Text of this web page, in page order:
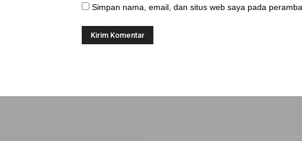
Simpan nama, email, dan situs web saya pada